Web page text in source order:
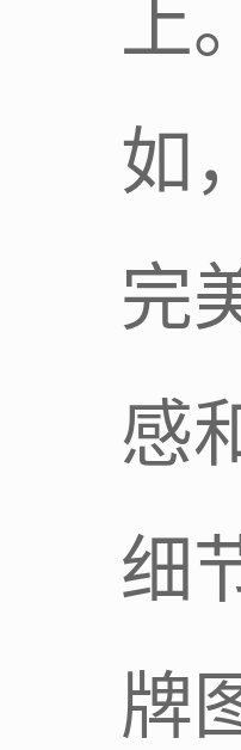
上
如
完
感
细
牌